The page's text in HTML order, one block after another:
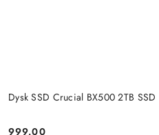
Dysk SSD Crucial BX500 2TB
999.00